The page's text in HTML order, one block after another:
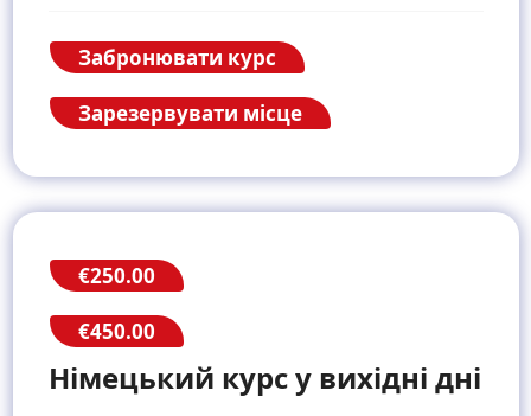
Забронювати курс
Зарезервувати місце
€250.00
€450.00
Німецький курс у вихідні дні